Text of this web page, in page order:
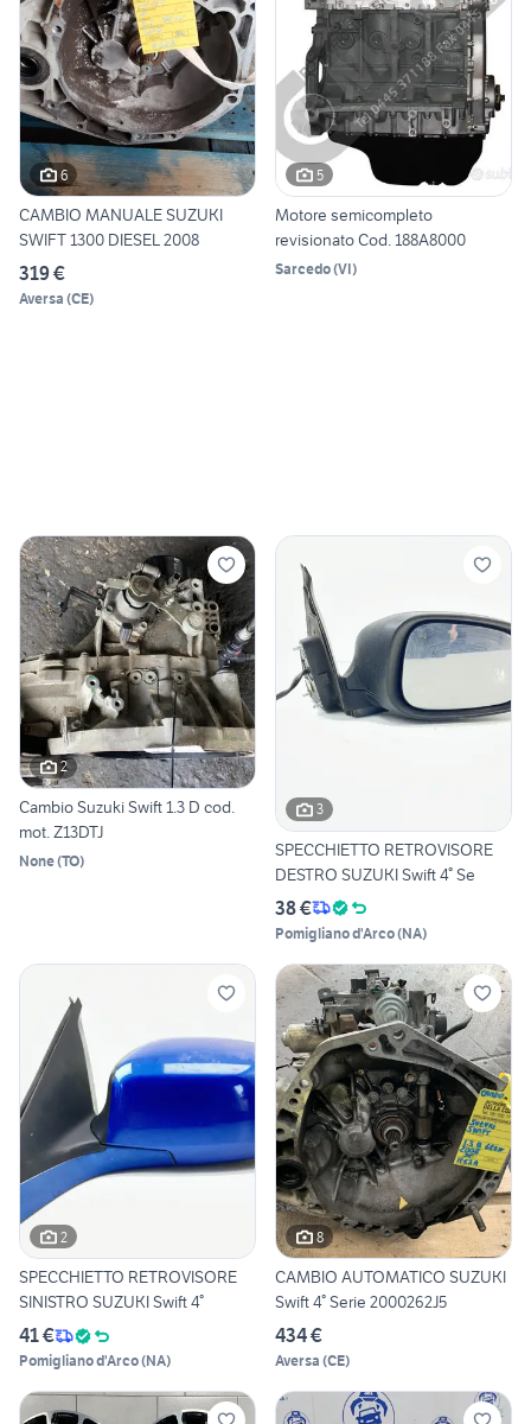
6
CAMBIO MANUALE SUZUKI
SWIFT 1300 DIESEL 2008
319 €
Aversa (CE)
5
Motore semicompleto
revisionato Cod. 188A8000
Sarcedo(VI)
2
Cambio Suzuki Swift 1.3 D cod.
mot. Z13DTJ
None(TO)
3
SPECCHIETTO RETROVISORE
DESTRO SUZUKI Swift 4° Se
38 €
Pomigliano d'Arco(NA)
2
SPECCHIETTO RETROVISORE
SINISTRO SUZUKI Swift 4°
41 €
Pomigliano d'Arco(NA)
8
CAMBIO AUTOMATICO SUZUKI
Swift 4° Serie 2000262J5
434 €
Aversa (CE)